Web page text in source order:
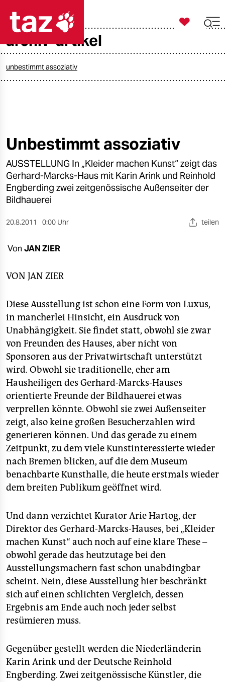
öko
gesellschaft
kultur
sport
berlin
nord
wahrheit
verlag
veranstaltungen
shop
fragen & hilfe
unterstützen
abo
genossenschaft
epaper login

taz zahl ich
archiv-artikel
unbestimmt assoziativ
Unbestimmt assoziativ
AUSSTELLUNG In „Kleider machen Kunst“ zeigt das
Gerhard-Marcks-Haus mit Karin Arink und Reinhold
Engberding zwei zeitgenössische Außenseiter der
Bildhauerei
20.8.2011 0:00 Uhr teilen
Von JAN ZIER
VON JAN ZIER
Diese Ausstellung ist schon eine Form von Luxus,
in mancherlei Hinsicht, ein Ausdruck von
Unabhängigkeit. Sie findet statt, obwohl sie zwar
von Freunden des Hauses, aber nicht von
Sponsoren aus der Privatwirtschaft unterstützt
wird. Obwohl sie traditionelle, eher am
Hausheiligen des Gerhard-Marcks-Hauses
orientierte Freunde der Bildhauerei etwas
verprellen könnte. Obwohl sie zwei Außenseiter
zeigt, also keine großen Besucherzahlen wird
generieren können. Und das gerade zu einem
Zeitpunkt, zu dem viele Kunstinteressierte wieder
nach Bremen blicken, auf die dem Museum
benachbarte Kunsthalle, die heute erstmals wieder
dem breiten Publikum geöffnet wird.
Und dann verzichtet Kurator Arie Hartog, der
Direktor des Gerhard-Marcks-Hauses, bei „Kleider
machen Kunst“ auch noch auf eine klare These –
obwohl gerade das heutzutage bei den
Ausstellungsmachern fast schon unabdingbar
scheint. Nein, diese Ausstellung hier beschränkt
sich auf einen schlichten Vergleich, dessen
Ergebnis am Ende auch noch jeder selbst
resümieren muss.
Gegenüber gestellt werden die Niederländerin
Karin Arink und der Deutsche Reinhold
Engberding. Zwei zeitgenössische Künstler, die